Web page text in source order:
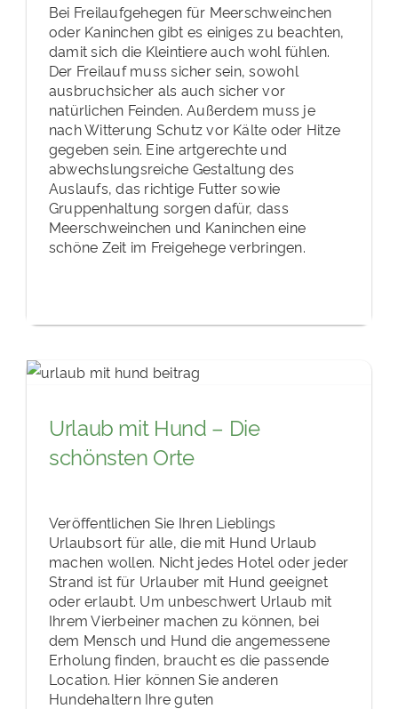
Bei Freilaufgehegen für Meerschweinchen
oder Kaninchen gibt es einiges zu beachten,
damit sich die Kleintiere auch wohl fühlen.
Der Freilauf muss sicher sein, sowohl
ausbruchsicher als auch sicher vor
natürlichen Feinden. Außerdem muss je
nach Witterung Schutz vor Kälte oder Hitze
gegeben sein. Eine artgerechte und
abwechslungsreiche Gestaltung des
Auslaufs, das richtige Futter sowie
Gruppenhaltung sorgen dafür, dass
Meerschweinchen und Kaninchen eine
schöne Zeit im Freigehege verbringen.
Urlaub mit Hund – Die
schönsten Orte
Veröffentlichen Sie Ihren Lieblings
Urlaubsort für alle, die mit Hund Urlaub
machen wollen. Nicht jedes Hotel oder jeder
Strand ist für Urlauber mit Hund geeignet
oder erlaubt. Um unbeschwert Urlaub mit
Ihrem Vierbeiner machen zu können, bei
dem Mensch und Hund die angemessene
Erholung finden, braucht es die passende
Location. Hier können Sie anderen
Hundehaltern Ihre guten